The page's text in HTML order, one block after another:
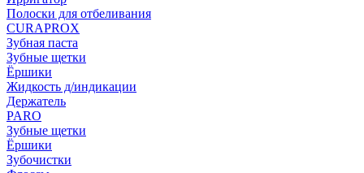
Полоски для отбеливания
CURAPROX
Зубная паста
Зубные щетки
Ёршики
Жидкость д/индикации
Держатель
PARO
Зубные щетки
Ёршики
Зубочистки